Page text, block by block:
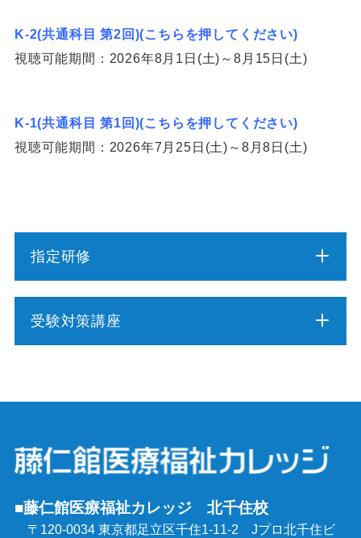
K-2(共通科目 第2回)(こちらを押してください)
視聴可能期間：2026年8月1日(土)～8月15日(土)
K-1(共通科目 第1回)(こちらを押してください)
視聴可能期間：2026年7月25日(土)～8月8日(土)
指定研修
介護予防運動指導員養成講座
行動援護従業者養成研修
強度行動障害支援者養成研修
受験対策講座
社会福祉士受験対策講座（通学コース）
精神保健福祉士受験対策講座（通学コース）
■藤仁館医療福祉カレッジ 北千住校
〒120-0034 東京都足立区千住1-11-2 Jプロ北千住ビ